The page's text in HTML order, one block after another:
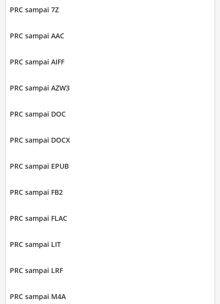
PRC sampai 7Z
PRC sampai AAC
PRC sampai AIFF
PRC sampai AZW3
PRC sampai DOC
PRC sampai DOCX
PRC sampai EPUB
PRC sampai FB2
PRC sampai FLAC
PRC sampai LIT
PRC sampai LRF
PRC sampai M4A